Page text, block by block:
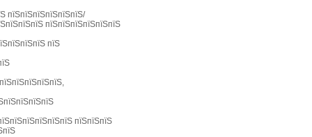
пїЅпїЅпїЅпїЅпїЅпїЅ/
пїЅпїЅпїЅпїЅпїЅпїЅ
пїЅ
пїЅпїЅпїЅ